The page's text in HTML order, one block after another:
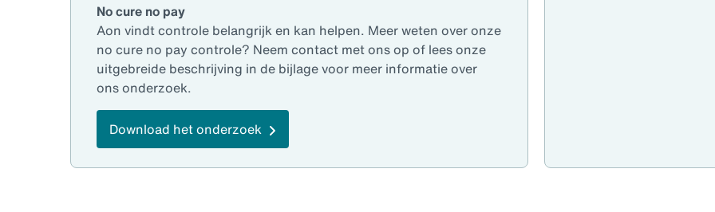
No cure no pay
Aon vindt controle belangrijk en kan helpen. Meer weten over onze
no cure no pay controle? Neem contact met ons op of lees onze
uitgebreide beschrijving in de bijlage voor meer informatie over
ons onderzoek.
Download het onderzoek